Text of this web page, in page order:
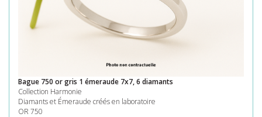
Bague 750 or gris 1 émeraude 7x7, 6 diamants
Collection Harmonie
Diamants et Émeraude créés en laboratoire
OR 750